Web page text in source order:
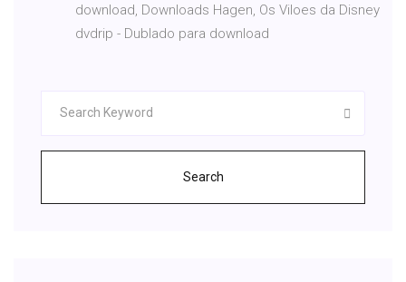
download, Downloads Hagen, Os Viloes da Disney
dvdrip - Dublado para download
Search